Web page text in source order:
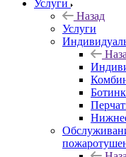
Услуги
Назад
Услуги